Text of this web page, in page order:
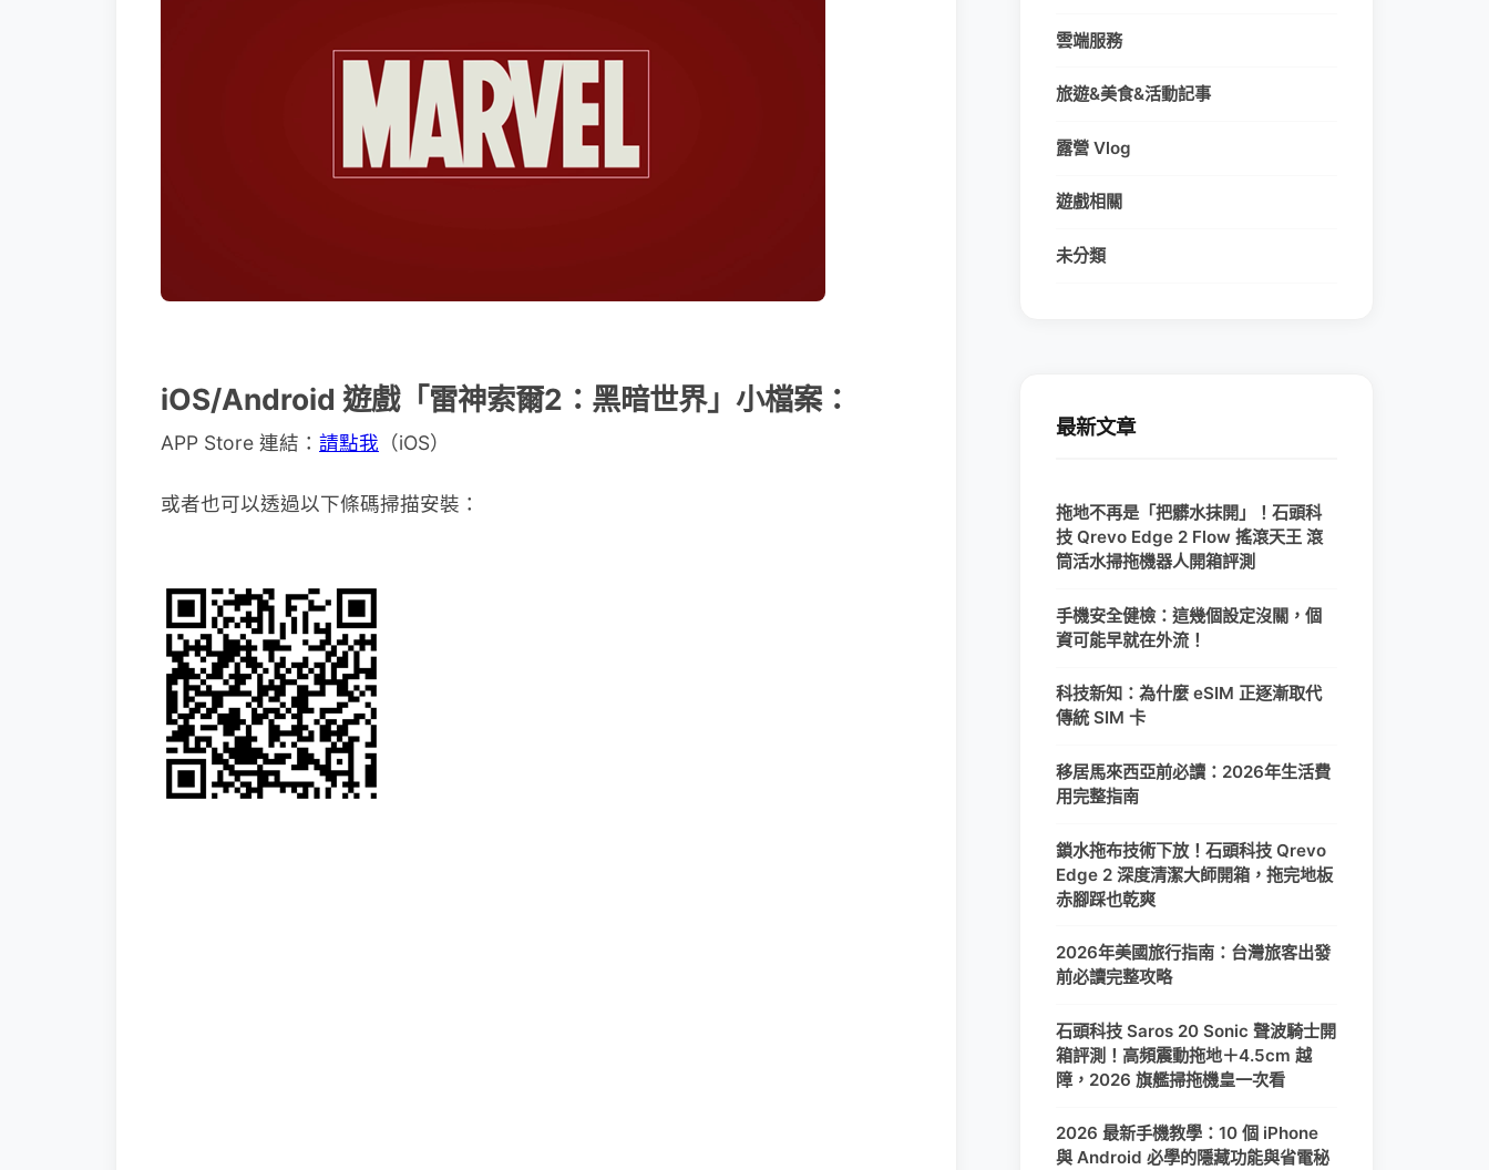
iOS/Android 遊戲「雷神索爾2：黑暗世界」小檔案：
APP Store 連結： 請點我 （iOS）
或者也可以透過以下條碼掃描安裝：
雲端服務
旅遊&美食&活動記事
露營 Vlog
遊戲相關
未分類
最新文章
拖地不再是「把髒水抹開」！石頭科
技 Qrevo Edge 2 Flow 搖滾天王 滾
筒活水掃拖機器人開箱評測
手機安全健檢：這幾個設定沒關，個
資可能早就在外流！
科技新知：為什麼 eSIM 正逐漸取代
傳統 SIM 卡
移居馬來西亞前必讀：2026年生活費
用完整指南
鎖水拖布技術下放！石頭科技 Qrevo
Edge 2 深度清潔大師開箱，拖完地板
赤腳踩也乾爽
2026年美國旅行指南：台灣旅客出發
前必讀完整攻略
石頭科技 Saros 20 Sonic 聲波騎士開
箱評測！高頻震動拖地＋4.5cm 越
障，2026 旗艦掃拖機皇一次看
2026 最新手機教學：10 個 iPhone
與 Android 必學的隱藏功能與省電秘